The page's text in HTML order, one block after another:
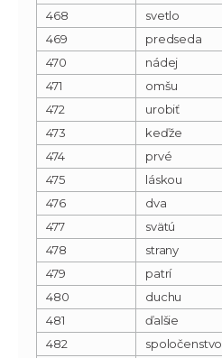
468
svetlo
469
predseda
470
nádej
471
omšu
472
urobiť
473
keďže
474
prvé
475
láskou
476
dva
477
svätú
478
strany
479
patrí
480
duchu
481
ďalšie
482
spoločenstvo